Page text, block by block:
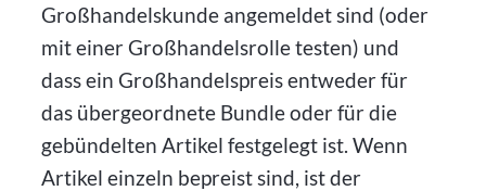
Großhandelskunde angemeldet sind (oder
mit einer Großhandelsrolle testen) und
dass ein Großhandelspreis entweder für
das übergeordnete Bundle oder für die
gebündelten Artikel festgelegt ist. Wenn
Artikel einzeln bepreist sind, ist der